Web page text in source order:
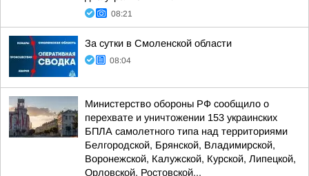
08:21
За сутки в Смоленской области
08:04
Министерство обороны РФ сообщило о
перехвате и уничтожении 153 украинских
БПЛА самолетного типа над территориями
Белгородской, Брянской, Владимирской,
Воронежской, Калужской, Курской, Липецкой,
Орловской, Ростовской...